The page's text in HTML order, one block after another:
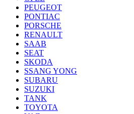
PEUGEOT
PONTIAC
PORSCHE
RENAULT
SAAB
SEAT
SKODA
SSANG YONG
SUBARU
SUZUKI
TANK
TOYOTA